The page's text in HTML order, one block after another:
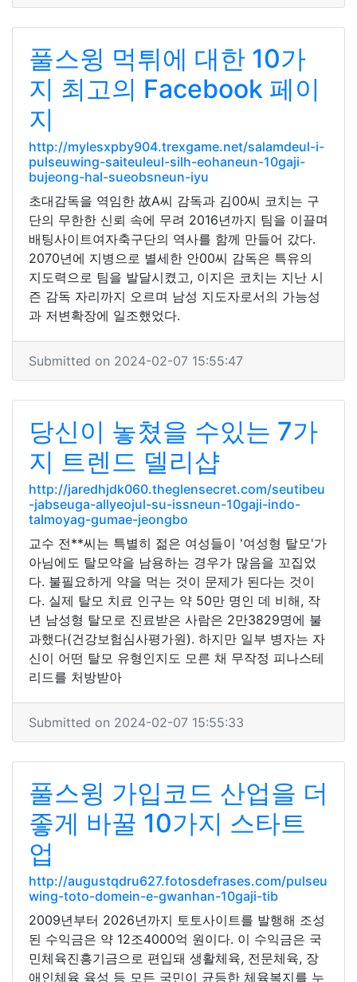
풀스윙 먹튀에 대한 10가
지 최고의 Facebook 페이
지
http://mylesxpby904.trexgame.net/salamdeul-i-
pulseuwing-saiteuleul-silh-eohaneun-10gaji-
bujeong-hal-sueobsneun-iyu
초대감독을 역임한 故A씨 감독과 김00씨 코치는 구
단의 무한한 신뢰 속에 무려 2016년까지 팀을 이끌며
배팅사이트여자축구단의 역사를 함께 만들어 갔다.
2070년에 지병으로 별세한 안00씨 감독은 특유의
지도력으로 팀을 발달시켰고, 이지은 코치는 지난 시
즌 감독 자리까지 오르며 남성 지도자로서의 가능성
과 저변확장에 일조했었다.
Submitted on 2024-02-07 15:55:47
당신이 놓쳤을 수있는 7가
지 트렌드 델리샵
http://jaredhjdk060.theglensecret.com/seutibeu
-jabseuga-allyeojul-su-issneun-10gaji-indo-
talmoyag-gumae-jeongbo
교수 전**씨는 특별히 젊은 여성들이 '여성형 탈모'가
아님에도 탈모약을 남용하는 경우가 많음을 꼬집었
다. 불필요하게 약을 먹는 것이 문제가 된다는 것이
다. 실제 탈모 치료 인구는 약 50만 명인 데 비해, 작
년 남성형 탈모로 진료받은 사람은 2만3829명에 불
과했다(건강보험심사평가원). 하지만 일부 병자는 자
신이 어떤 탈모 유형인지도 모른 채 무작정 피나스테
리드를 처방받아
Submitted on 2024-02-07 15:55:33
풀스윙 가입코드 산업을 더
좋게 바꿀 10가지 스타트
업
http://augustqdru627.fotosdefrases.com/pulseu
wing-toto-domein-e-gwanhan-10gaji-tib
2009년부터 2026년까지 토토사이트를 발행해 조성
된 수익금은 약 12조4000억 원이다. 이 수익금은 국
민체육진흥기금으로 편입돼 생활체육, 전문체육, 장
애인체육 육성 등 모든 국민이 균등한 체육복지를 누